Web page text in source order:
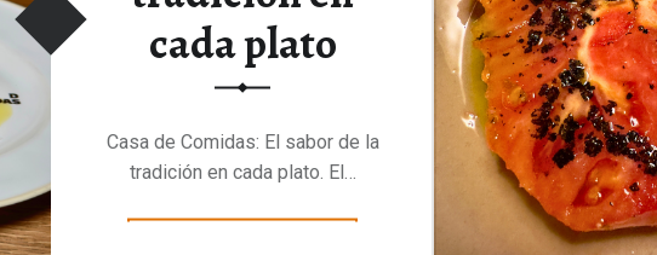
cada plato
Casa de Comidas: El sabor de la
tradición en cada plato. El…